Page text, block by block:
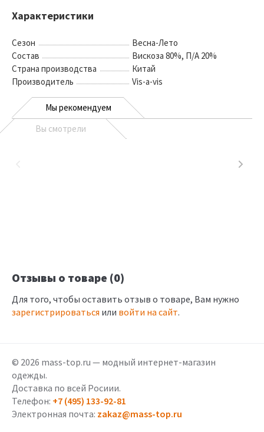
Характеристики
Сезон
Весна-Лето
Состав
Вискоза 80%, П/А 20%
Страна производства
Китай
Производитель
Vis-a-vis
Мы рекомендуем
Вы смотрели
Отзывы о товаре (0)
Для того, чтобы оставить отзыв о товаре, Вам нужно
зарегистрироваться или войти на сайт.
© 2026 mass-top.ru — модный интернет-магазин
одежды.
Доставка по всей Росиии.
Телефон: +7 (495) 133-92-81
Электронная почта: zakaz@mass-top.ru